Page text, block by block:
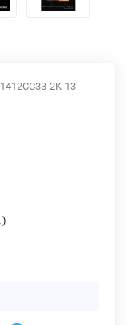
1412CC33-2K-13
)